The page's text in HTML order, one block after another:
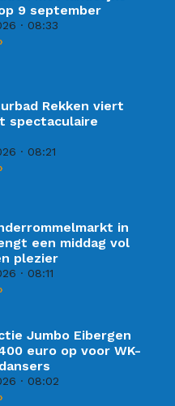
9 september
08:33
Rekken viert
spectaculaire
08:21
in
een middag vol
plezier
08:11
Jumbo Eibergen
euro op voor WK-
08:02